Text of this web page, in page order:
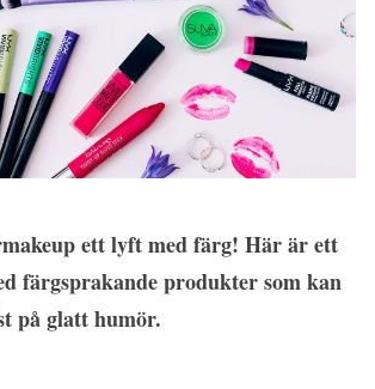
ett lyft med färg! Här är ett
färgsprakande produkter som kan
på glatt humör.